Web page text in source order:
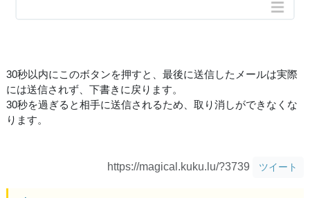
30秒以内にこのボタンを押すと、最後に送信したメールは実際
には送信されず、下書きに戻ります。
30秒を過ぎると相手に送信されるため、取り消しができなくな
ります。
https://magical.kuku.lu/?3739 ツイート